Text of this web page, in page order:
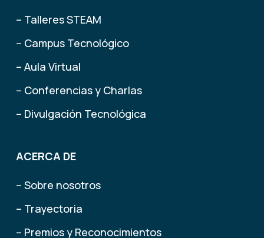
– Talleres STEAM
– Campus Tecnológico
– Aula Virtual
– Conferencias y Charlas
– Divulgación Tecnológica
ACERCA DE
– Sobre nosotros
– Trayectoria
– Premios y Reconocimientos